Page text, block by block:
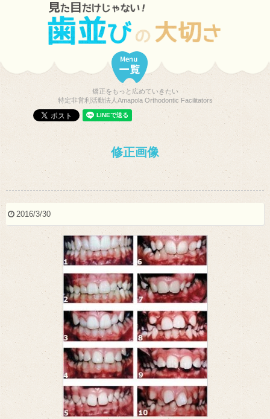
矯正をもっと広めていきたい
特定非営利活動法人Amapola Orthodontic Facilitators
修正画像
2016/3/30